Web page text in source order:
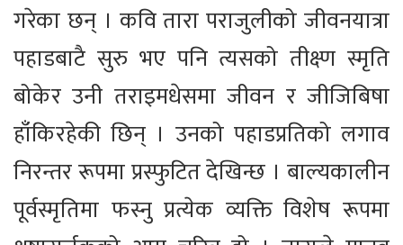
गरेका छन् । कवि तारा पराजुलीको जीवनयात्रा
पहाडबाटै सुरु भए पनि त्यसको तीक्ष्ण स्मृति
बोकेर उनी तराइमधेसमा जीवन र जीजिबिषा
हाँकिरहेकी छिन् । उनको पहाडप्रतिको लगाव
निरन्तर रूपमा प्रस्फुटित देखिन्छ । बाल्यकालीन
पूर्वस्मृतिमा फस्नु प्रत्येक व्यक्ति विशेष रूपमा